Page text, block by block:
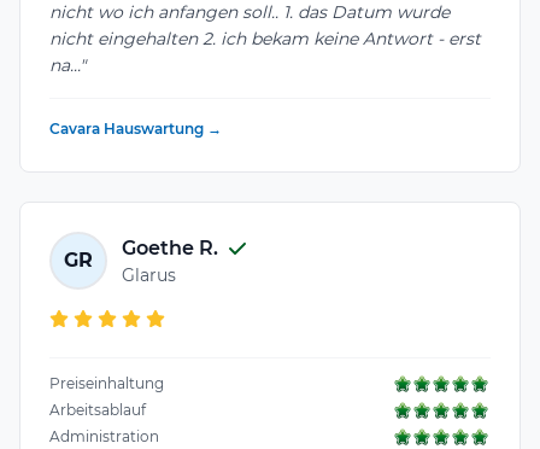
nicht wo ich anfangen soll.. 1. das Datum wurde
nicht eingehalten 2. ich bekam keine Antwort - erst
na..."
Cavara Hauswartung →
GR
Goethe R.
Glarus
Preiseinhaltung
Arbeitsablauf
Administration